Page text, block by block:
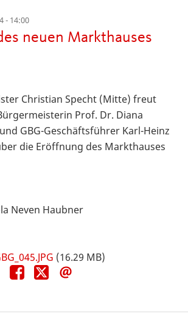
- 14:00
neuen Markthauses
Christian Specht (Mitte) freut
Prof. Dr. Diana
GBG-Geschäftsführer Karl-Heinz
die Eröffnung des Markthauses
Neven Haubner
(16.29 MB)
Teile
diese
Teile
diese